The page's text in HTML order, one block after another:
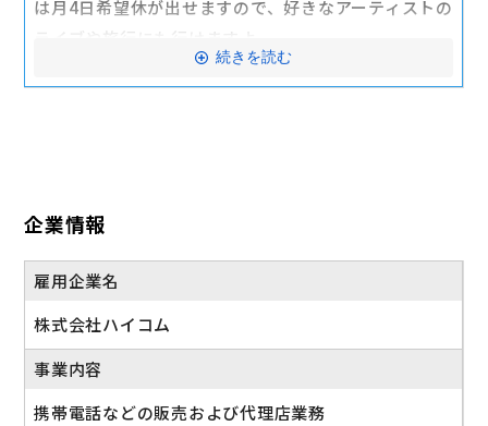
資格手当（1万円～6万円）
定期健康診断
予防接種手当
制服無償貸与
交通費全額支給
産休・育休実績あり
は月4日希望休が出せますので、好きなアーティストの
ライブや旅行にも行けますよ。
有給、慶弔、産休・育休、介護休業、年末年始休暇
続きを読む
企業情報
雇用企業名
株式会社ハイコム
事業内容
携帯電話などの販売および代理店業務